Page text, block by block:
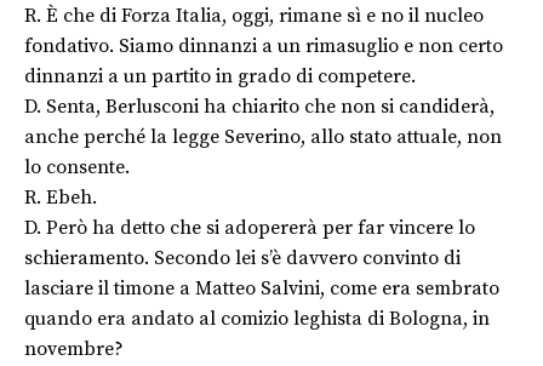
R. È che di Forza Italia, oggi, rimane sì e no il nucleo
fondativo. Siamo dinnanzi a un rimasuglio e non certo
dinnanzi a un partito in grado di competere.
D. Senta, Berlusconi ha chiarito che non si candiderà,
anche perché la legge Severino, allo stato attuale, non
lo consente.
R. Ebeh.
D. Però ha detto che si adopererà per far vincere lo
schieramento. Secondo lei s’è davvero convinto di
lasciare il timone a Matteo Salvini, come era sembrato
quando era andato al comizio leghista di Bologna, in
novembre?